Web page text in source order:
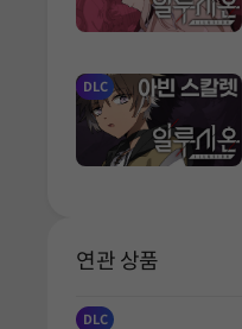
DLC
연관 상품
DLC